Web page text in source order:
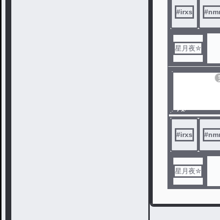
#irxs #
星月夜✮
ノベ
ル
#irxs #
星月夜✮